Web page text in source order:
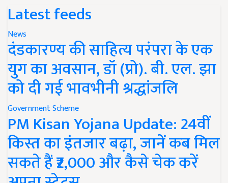
Latest feeds
News
दंडकारण्य की साहित्य परंपरा के एक
युग का अवसान, डॉ (प्रो). बी. एल. झा
को दी गई भावभीनी श्रद्धांजलि
Government Scheme
PM Kisan Yojana Update: 24वीं
किस्त का इंतजार बढ़ा, जानें कब मिल
सकते हैं ₹2,000 और कैसे चेक करें